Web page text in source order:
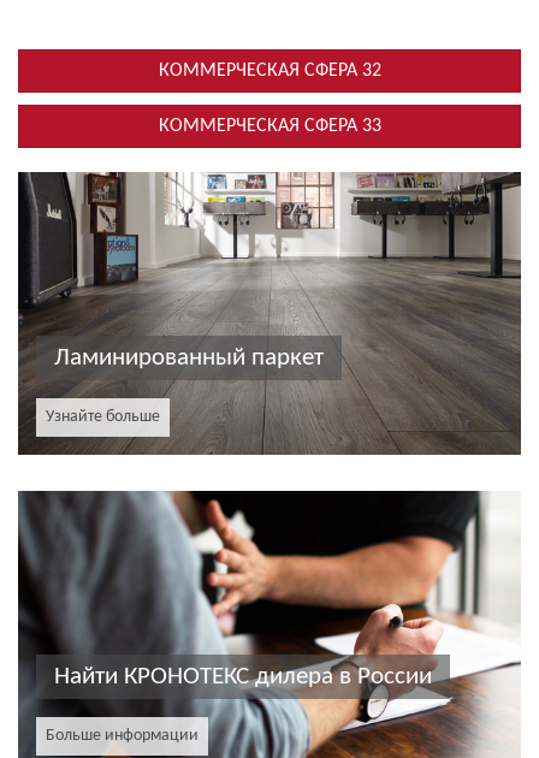
КОММЕРЧЕСКАЯ СФЕРА 32
КОММЕРЧЕСКАЯ СФЕРА 33
Ламинированный паркет
Узнайте больше
Найти КРОНОТЕКС дилера в России
Больше информации